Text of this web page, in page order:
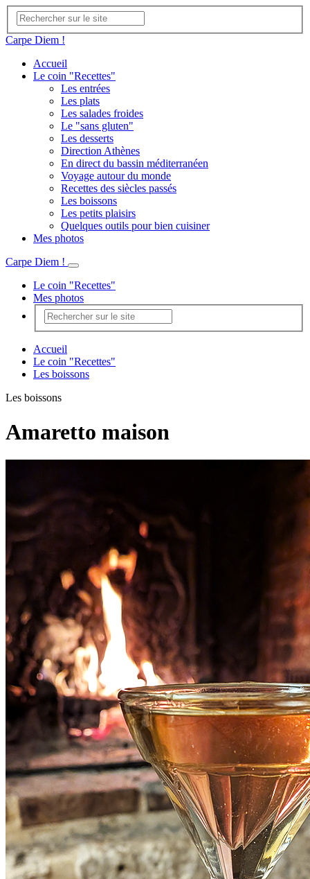
Carpe Diem !
Accueil
Le coin "Recettes"
Les entrées
Les plats
Les salades froides
Le "sans gluten"
Les desserts
Direction Athènes
En direct du bassin méditerranéen
Voyage autour du monde
Recettes des siècles passés
Les boissons
Les petits plaisirs
Quelques outils pour bien cuisiner
Mes photos
Carpe Diem !
Le coin "Recettes"
Mes photos
Accueil
Le coin "Recettes"
Les boissons
Les boissons
Amaretto maison